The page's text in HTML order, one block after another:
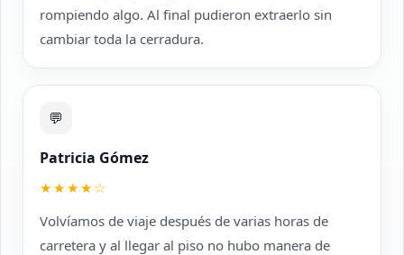
rompiendo algo. Al final pudieron extraerlo sin
cambiar toda la cerradura.
💬
Patricia Gómez
★★★★☆
Volvíamos de viaje después de varias horas de
carretera y al llegar al piso no hubo manera de